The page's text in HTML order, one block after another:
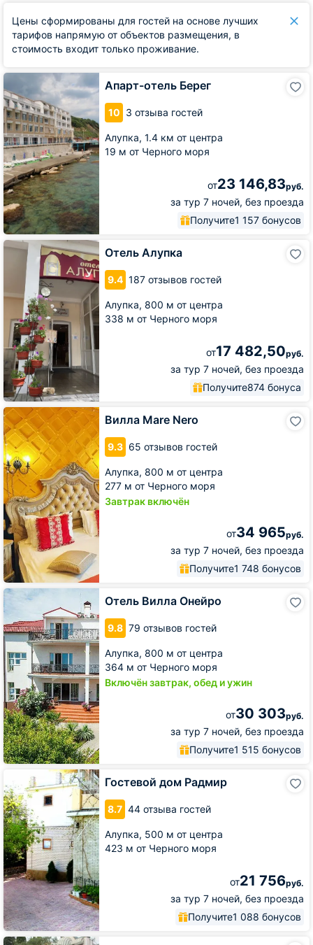
Цены сформированы для гостей на основе лучших
тарифов напрямую от объектов размещения, в
стоимость входит только проживание.
Апарт-отель Берег
10 3 отзыва гостей
Алупка, 1.4 км от центра
19 м от Черного моря
от23 146,83руб.
за тур 7 ночей, без проезда
Получите1 157 бонусов
Апарт-
отель
Берег
Отель Алупка
9.4 187 отзывов гостей
Алупка, 800 м от центра
338 м от Черного моря
от17 482,50руб.
за тур 7 ночей, без проезда
Получите874 бонуса
Отель
Алупка
Вилла Mare Nero
9.3 65 отзывов гостей
Алупка, 800 м от центра
277 м от Черного моря
Завтрак включён
от34 965руб.
за тур 7 ночей, без проезда
Получите1 748 бонусов
Вилла
Mare
Nero
Отель Вилла Онейро
9.8 79 отзывов гостей
Алупка, 800 м от центра
364 м от Черного моря
Включён завтрак, обед и ужин
от30 303руб.
за тур 7 ночей, без проезда
Получите1 515 бонусов
Отель
Вилла
Онейро
Гостевой дом Радмир
8.7 44 отзыва гостей
Алупка, 500 м от центра
423 м от Черного моря
от21 756руб.
за тур 7 ночей, без проезда
Получите1 088 бонусов
Гостевой
дом
Радмир
Мини-